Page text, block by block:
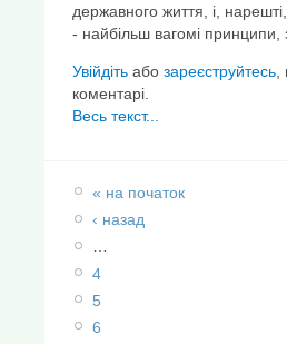
державного життя, і,
- найбільш вагомі принципи,
Увійдіть або зареєструйтесь
коментарі.
Весь текст...
« на початок
‹ назад
…
4
5
6